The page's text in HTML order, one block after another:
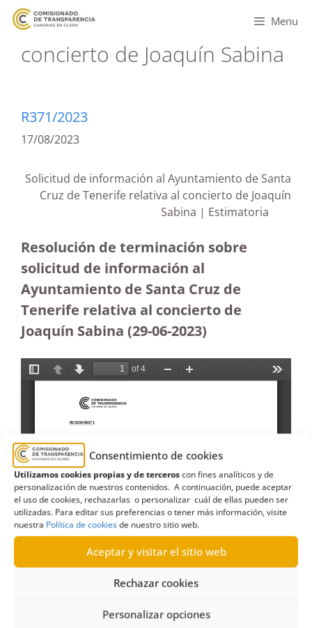
Consentimiento de cookies
Utilizamos cookies propias y de terceroscon fines analíticos y de
personalización de nuestros contenidos. A continuación, puede aceptar
el uso de cookies, rechazarlas o personalizar cuál de ellas pueden ser
utilizadas. Para editar sus preferencias o tener más información, visite
nuestra Política de cookiesde nuestro sitio web.
Aceptar y visitar el sitio web
Rechazar cookies
Personalizar opciones
Menu
concierto de Joaquín Sabina
R371/2023
17/08/2023
Solicitud de información al Ayuntamiento de Santa
Cruz de Tenerife relativa al concierto de Joaquín
Sabina | Estimatoria
Resolución de terminación sobre
solicitud de información al
Ayuntamiento de Santa Cruz de
Tenerife relativa al concierto de
Joaquín Sabina (29-06-2023)